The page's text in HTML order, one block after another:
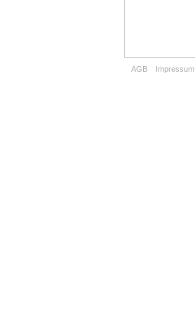
AGB Impressum